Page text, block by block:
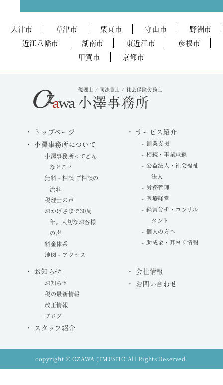
大津市 草津市 栗東市 守山市
野洲市
近江八幡市
湖南市 東近江市
彦根市
甲賀市
京都市
トップページ
小澤事務所について
小澤事務所ってどん
なとこ？
無料・相談 ご相談の
流れ
税理士の声
おかげさまで30周
年。大切なお客様
の声
料金体系
地図・アクセス
サービス紹介
創業支援
相続・事業承継
公益法人・社会福祉
法人
労務管理
医療経営
経営分析・コンサル
タント
個人の方へ
助成金・耳ヨリ情報
お知らせ
お知らせ
税の最新情報
改正情報
ブログ
スタッフ紹介
会社情報
お問い合わせ
copyright © OZAWA-JIMUSHO All Rights Reserved.